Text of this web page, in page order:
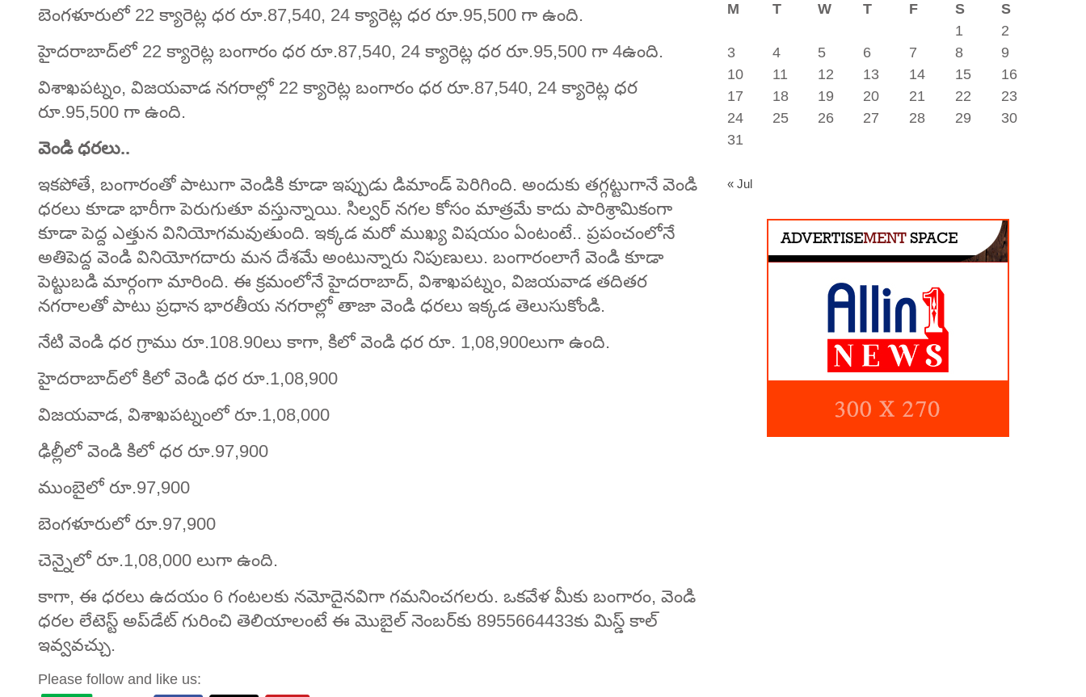
బెంగళూరులో 22 క్యారెట్ల ధర రూ.87,540, 24 క్యారెట్ల ధర రూ.95,500 గా ఉంది.
హైదరాబాద్‌లో 22 క్యారెట్ల బంగారం ధర రూ.87,540, 24 క్యారెట్ల ధర రూ.95,500 గా 4ఉంది.
విశాఖపట్నం, విజయవాడ నగరాల్లో 22 క్యారెట్ల బంగారం ధర రూ.87,540, 24 క్యారెట్ల ధర
రూ.95,500 గా ఉంది.
వెండి ధరలు..
ఇకపోతే, బంగారంతో పాటుగా వెండికి కూడా ఇప్పుడు డిమాండ్‌ పెరిగింది. అందుకు తగ్గట్టుగానే వెండి
ధరలు కూడా భారీగా పెరుగుతూ వస్తున్నాయి. సిల్వర్‌ నగల కోసం మాత్రమే కాదు పారిశ్రామికంగా
కూడా పెద్ద ఎత్తున వినియోగమవుతుంది. ఇక్కడ మరో ముఖ్య విషయం ఏంటంటే.. ప్రపంచంలోనే
అతిపెద్ద వెండి వినియోగదారు మన దేశమే అంటున్నారు నిపుణులు. బంగారంలాగే వెండి కూడా
పెట్టుబడి మార్గంగా మారింది. ఈ క్రమంలోనే హైదరాబాద్, విశాఖపట్నం, విజయవాడ తదితర
నగరాలతో పాటు ప్రధాన భారతీయ నగరాల్లో తాజా వెండి ధరలు ఇక్కడ తెలుసుకోండి.
నేటి వెండి ధర గ్రాము రూ.108.90లు కాగా, కిలో వెండి ధర రూ. 1,08,900లుగా ఉంది.
హైదరాబాద్‌‌లో కిలో వెండి ధర రూ.1,08,900
విజయవాడ, విశాఖపట్నంలో రూ.1,08,000
ఢిల్లీలో వెండి కిలో ధర రూ.97,900
ముంబైలో రూ.97,900
బెంగళూరులో రూ.97,900
చెన్నైలో రూ.1,08,000 లుగా ఉంది.
కాగా, ఈ ధరలు ఉదయం 6 గంటలకు నమోదైనవిగా గమనించగలరు. ఒకవేళ మీకు బంగారం, వెండి
ధరల లేటెస్ట్ అప్‌డేట్ గురించి తెలియాలంటే ఈ మొబైల్ నెంబర్‌కు 8955664433కు మిస్డ్ కాల్
ఇవ్వవచ్చు.
Please follow and like us:
M
T W T F S
S
1
2
3
4 5 6 7 8
9
10
11 12 13 14 15
16
17
18 19 20 21 22
23
24
25 26 27 28 29
30
31
« Jul